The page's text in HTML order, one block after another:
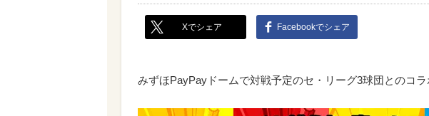
Xでシェア Facebookでシェア
みずほPayPayドームで対戦予定のセ・リーグ3球団とのコ